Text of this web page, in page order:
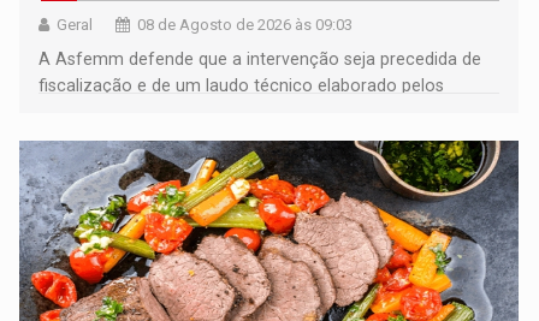
Geral 08 de Agosto de 2026 às 09:03
A Asfemm defende que a intervenção seja precedida de
fiscalização e de um laudo técnico elaborado pelos